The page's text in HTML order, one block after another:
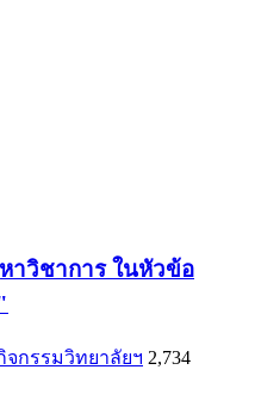
าวิชาการ ในหัวข้อ
จกรรมวิทยาลัยฯ 2,734